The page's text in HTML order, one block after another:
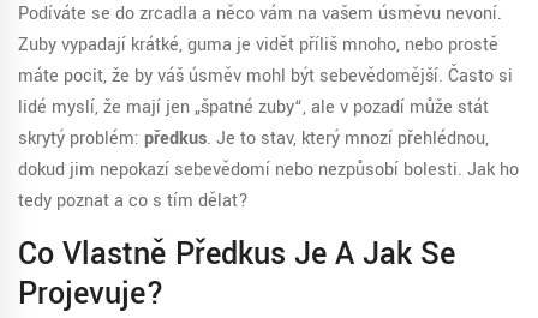
Podíváte se do zrcadla a něco vám na vašem úsměvu nevoní.
Zuby vypadají krátké, guma je vidět příliš mnoho, nebo prostě
máte pocit, že by váš úsměv mohl být sebevědomější. Často si
lidé myslí, že mají jen „špatné zuby“, ale v pozadí může stát
skrytý problém: předkus. Je to stav, který mnozí přehlédnou,
dokud jim nepokazí sebevědomí nebo nezpůsobí bolesti. Jak ho
tedy poznat a co s tím dělat?
Co Vlastně Předkus Je A Jak Se
Projevuje?